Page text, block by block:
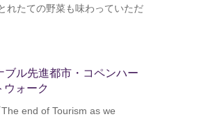
れたての野菜も味わっていただ
ブル先進都市・コペンハー
ウォーク
end of Tourism as we